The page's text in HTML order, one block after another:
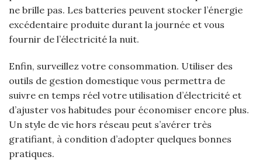
ne brille pas. Les batteries peuvent stocker l’énergie
excédentaire produite durant la journée et vous
fournir de l’électricité la nuit.
Enfin, surveillez votre consommation. Utiliser des
outils de gestion domestique vous permettra de
suivre en temps réel votre utilisation d’électricité et
d’ajuster vos habitudes pour économiser encore plus.
Un style de vie hors réseau peut s’avérer très
gratifiant, à condition d’adopter quelques bonnes
pratiques.